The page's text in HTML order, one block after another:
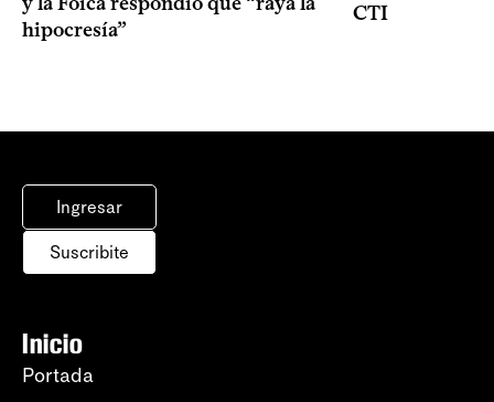
hipocresía”
CTI
Ingresar
Suscribite
Inicio
Portada